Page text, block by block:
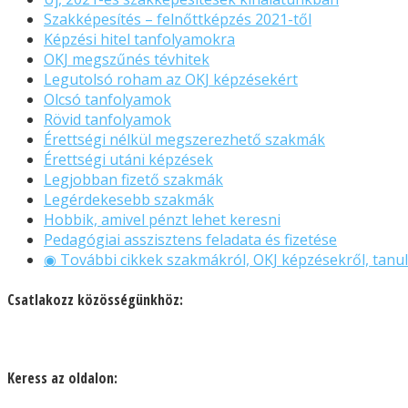
Szakképesítés – felnőttképzés 2021-től
Képzési hitel tanfolyamokra
OKJ megszűnés tévhitek
Legutolsó roham az OKJ képzésekért
Olcsó tanfolyamok
Rövid tanfolyamok
Érettségi nélkül megszerezhető szakmák
Érettségi utáni képzések
Legjobban fizető szakmák
Legérdekesebb szakmák
Hobbik, amivel pénzt lehet keresni
Pedagógiai asszisztens feladata és fizetése
◉ További cikkek szakmákról, OKJ képzésekről,
Csatlakozz közösségünkhöz:
Keress az oldalon: